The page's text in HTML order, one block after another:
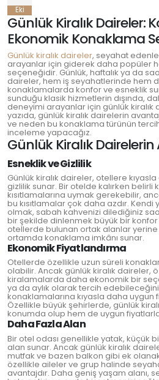
Eki
Günlük Kiralık Daireler:
Ekonomik Konaklama
Günlük kiralık daireler, seyahat
arayanlar için giderek daha popüler
seçeneğidir. Günlük, haftalık ya da
daireler, hem iş seyahatlerinde hem
konaklamalarda konfor ve esneklik
sunduğu klasik hizmetlerin dışında,
deneyimi arayanlar için günlük kiralık
yazıda, günlük kiralık dairelerin
ve neden bu konaklama türünün
inceleme yapacağız.
Günlük Kiralık
Esneklik ve Gizlilik
Günlük kiralık daireler, otellere
gizlilik sunar. Bir otelde kalırken belirli
kısıtlamalarına uymak gerekebilir,
bu kısıtlamalar çok daha azdır. Kendi
olmak, sabah kahvenizi dilediğiniz
bir şekilde dinlenmek büyük bir konfor
otellerde bulunan ortak alanlar
ortamda konaklama imkânı sunar.
Ekonomik Fiyatlandırma
Otellerde özellikle uzun süreli
olabilir. Ancak günlük kiralık daireler,
kiralamalarda daha ekonomik bir
ya da aylık olarak tercih
konaklamalarına kıyasla daha
Özellikle büyük şehirlerde, günlük
konumda olup hem de uygun
Daha Fazla Alan
Bir otel odası genellikle yatak, küçük
alan sunar. Ancak günlük kiralık
mutfak ve bazen balkon gibi ek
özellikle aileler ve grup halinde
avantajdır. Daha geniş yaşam alanı,